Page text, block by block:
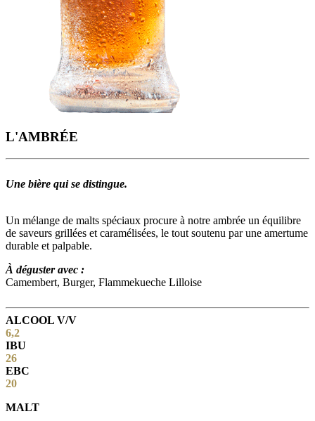
L'AMBRÉE
Une bière qui se distingue.
Un mélange de malts spéciaux procure à notre ambrée un équilibre
de saveurs grillées et caramélisées, le tout soutenu par une amertume
durable et palpable.
À déguster avec :
Camembert, Burger, Flammekueche Lilloise
ALCOOL V/V
6,2
IBU
26
EBC
20
MALT